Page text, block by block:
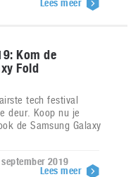
Lees meer
Kom de
Fold
tech festival
deur. Koop nu je
de Samsung Galaxy
2019
Lees meer